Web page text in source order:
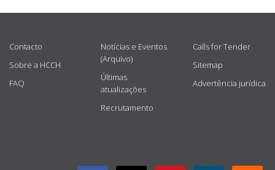
Contacto
Sobre a HCCH
FAQ
Notícias e Eventos
(Arquivo)
Últimas
atualizações
Recrutamento
Calls for Tender
Sitemap
Advertência jurídica